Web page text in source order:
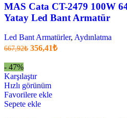
MAS Cata CT-2479 100W
Yatay Led Bant Armatür
Led Bant Armatürler, Aydınlatma
667,92₺ Orijinal
356,41₺Şu
- 47%
Karşılaştır
Hızlı görünüm
Favorilere ekle
Sepete ekle